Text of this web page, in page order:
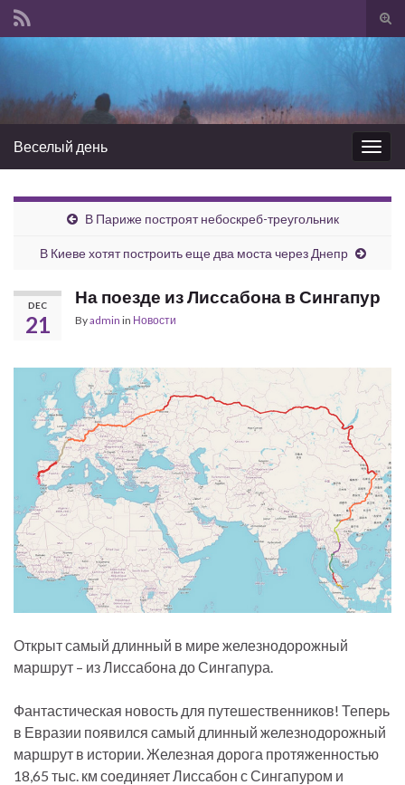
Веселый день
В Париже построят небоскреб-треугольник
В Киеве хотят построить еще два моста через Днепр
DEC
21
На поезде из Лиссабона в Сингапур
Byadmin in Новости
Открыт самый длинный в мире железнодорожный
маршрут – из Лиссабона до Сингапура.
Фантастическая новость для путешественников! Теперь
в Евразии появился самый длинный железнодорожный
маршрут в истории. Железная дорога протяженностью
18,65 тыс. км соединяет Лиссабон с Сингапуром и